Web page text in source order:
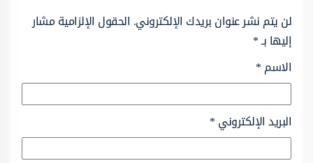
لن يتم نشر عنوان بريدك الإلكتروني. الحقول الإلزامية مشار
إليها بـ*
الاسم*
البريد الإلكتروني*